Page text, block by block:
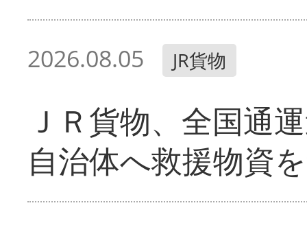
2026.08.05 JR貨物
ＪＲ貨物、全国通
自治体へ救援物資